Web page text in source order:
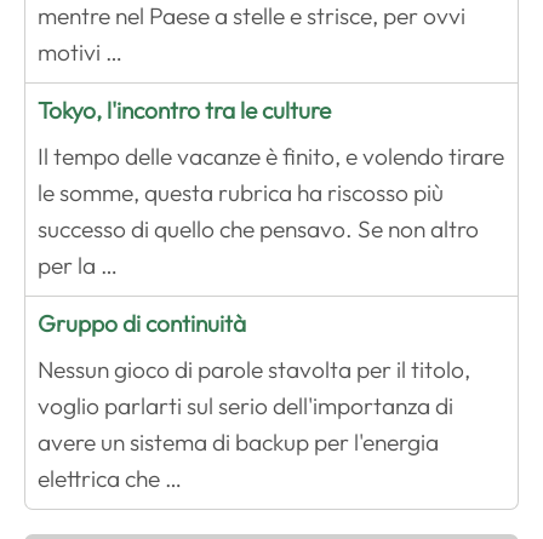
mentre nel Paese a stelle e strisce, per ovvi
motivi …
Tokyo, l'incontro tra le culture
Il tempo delle vacanze è finito, e volendo tirare
le somme, questa rubrica ha riscosso più
successo di quello che pensavo. Se non altro
per la …
Gruppo di continuità
Nessun gioco di parole stavolta per il titolo,
voglio parlarti sul serio dell'importanza di
avere un sistema di backup per l'energia
elettrica che …